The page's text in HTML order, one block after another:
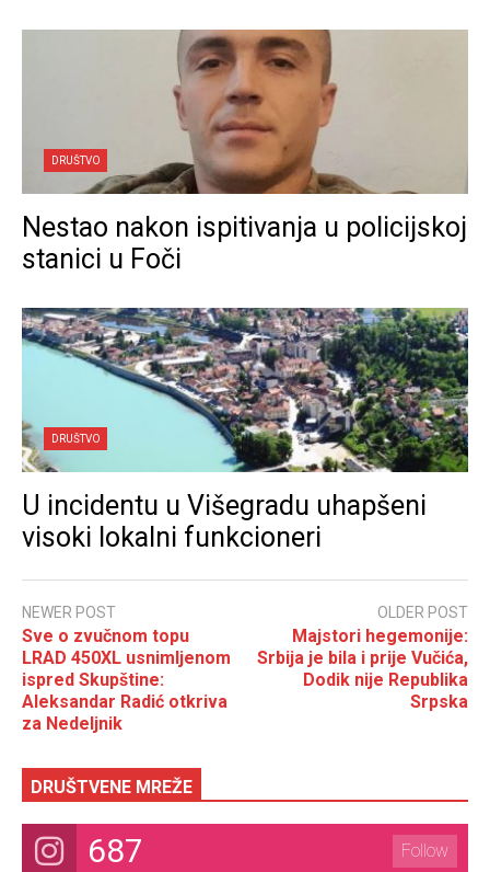
DRUŠTVO
Nestao nakon ispitivanja u policijskoj
stanici u Foči
DRUŠTVO
U incidentu u Višegradu uhapšeni
visoki lokalni funkcioneri
NEWER POST
Sve o zvučnom topu
LRAD 450XL usnimljenom
ispred Skupštine:
Aleksandar Radić otkriva
za Nedeljnik
OLDER POST
Majstori hegemonije:
Srbija je bila i prije Vučića,
Dodik nije Republika
Srpska
DRUŠTVENE MREŽE
687 Follow